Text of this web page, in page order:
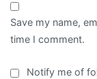
Save my name,
time I comment.
Notify me of